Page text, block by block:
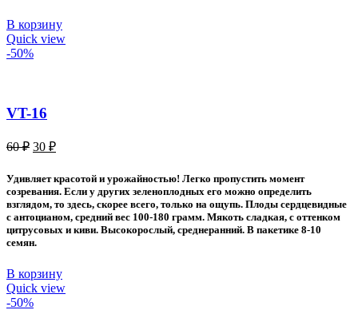
В корзину
Quick view
-50%
VT-16
60₽ Первоначальная
60 ₽.
30 ₽Текущая
30 ₽.
Удивляет красотой и урожайностью! Легко пропустить момент
созревания. Если у других зеленоплодных его можно определить
взглядом, то здесь, скорее всего, только на ощупь. Плоды сердцевидные
с антоцианом, средний вес 100-180 грамм. Мякоть сладкая, с оттенком
цитрусовых и киви. Высокорослый, среднеранний. В пакетике 8-10
семян.
В корзину
Quick view
-50%